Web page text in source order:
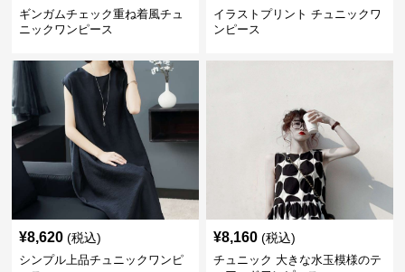
ギンガムチェック重ね着風チュ
ニックワンピース
イラストプリント チュニックワ
ンピース
¥8,620 (税込)
シンプル上品チュニックワンピ
¥8,160 (税込)
チュニック 大きな水玉模様のテ